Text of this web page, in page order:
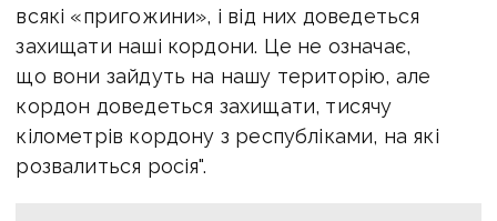
всякі «пригожини», і від них доведеться
захищати наші кордони. Це не означає,
що вони зайдуть на нашу територію, але
кордон доведеться захищати, тисячу
кілометрів кордону з республіками, на які
розвалиться росія".